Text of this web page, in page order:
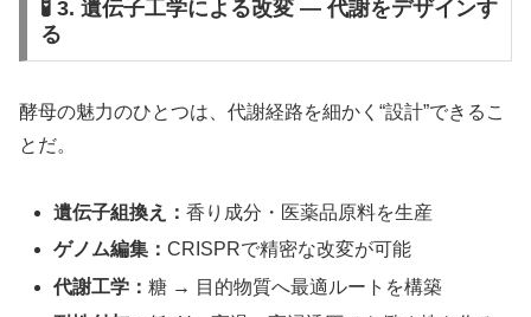
🧪 3. 遺伝子工学による改変 ― 代謝をデザインす
る
酵母の魅力のひとつは、代謝経路を細かく“設計”できるこ
とだ。
遺伝子組換え：香り成分・医薬品原料を生産
ゲノム編集：CRISPRで精密な改変が可能
代謝工学：糖 → 目的物質へ最適ルートを構築